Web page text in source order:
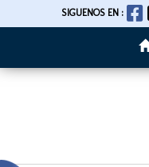
al
SIGUENOS EN :